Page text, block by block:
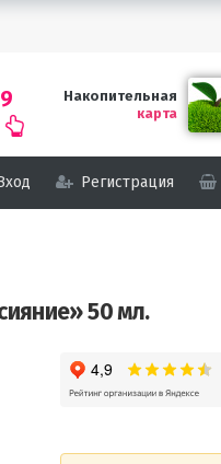
Накопительная
карта
Регистрация
50 мл.